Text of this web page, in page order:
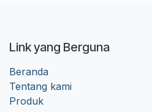
Link yang Berguna
Beranda
Tentang kami
Produk